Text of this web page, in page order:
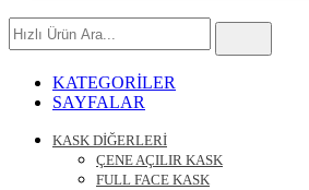
Hızlı
Ürün
KATEGORİLER
SAYFALAR
KASK DİĞERLERİ
ÇENE AÇILIR KASK
FULL FACE KASK